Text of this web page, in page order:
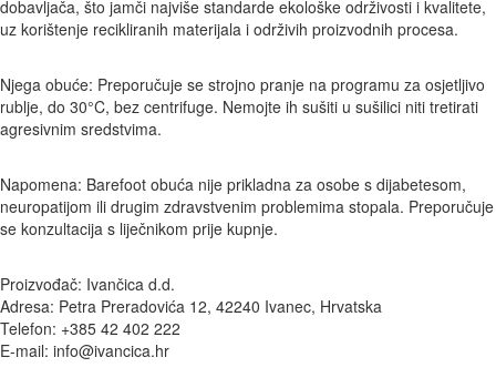
dobavljača, što jamči najviše standarde ekološke održivosti i kvalitete,
uz korištenje recikliranih materijala i održivih proizvodnih procesa.
Njega obuće: Preporučuje se strojno pranje na programu za osjetljivo
rublje, do 30°C, bez centrifuge. Nemojte ih sušiti u sušilici niti tretirati
agresivnim sredstvima.
Napomena: Barefoot obuća nije prikladna za osobe s dijabetesom,
neuropatijom ili drugim zdravstvenim problemima stopala. Preporučuje
se konzultacija s liječnikom prije kupnje.
Proizvođač: Ivančica d.d.
Adresa: Petra Preradovića 12, 42240 Ivanec, Hrvatska
Telefon: +385 42 402 222
E-mail: info@ivancica.hr